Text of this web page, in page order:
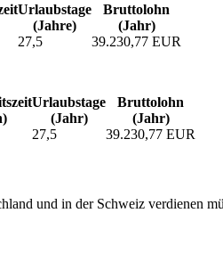
Urlaubs­tage
(Jahre)
Bruttolohn
(Jahr)
27,5
39.230,77 EUR
Urlaubs­tage
(Jahr)
Bruttolohn
(Jahr)
27,5 39.230,77 EUR
und in der Schweiz verdienen